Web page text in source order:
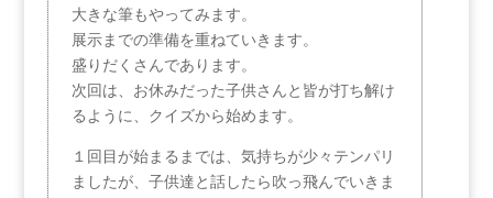
大きな筆もやってみます。
展示までの準備を重ねていきます。
盛りだくさんであります。
次回は、お休みだった子供さんと皆が打ち解け
るように、クイズから始めます。
１回目が始まるまでは、気持ちが少々テンパリ
ましたが、子供達と話したら吹っ飛んでいきま